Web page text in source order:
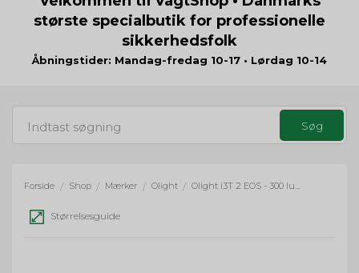
g
a
t
n
største specialbutik for professionelle
sikkerhedsfolk
Åbningstider: Mandag-fredag 10-17 • Lørdag 10-14
Forside / Shop / Mærker / Olight / Olight i3T 2 EOS - 300 lumens
Størrelsesguide